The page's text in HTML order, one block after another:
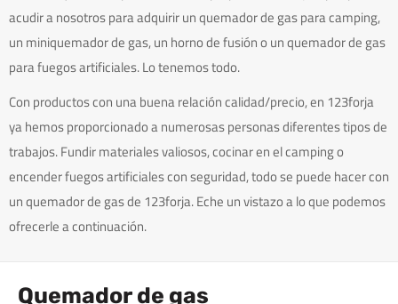
acudir a nosotros para adquirir un quemador de gas para camping,
un miniquemador de gas, un horno de fusión o un quemador de gas
para fuegos artificiales. Lo tenemos todo.
Con productos con una buena relación calidad/precio, en 123forja
ya hemos proporcionado a numerosas personas diferentes tipos de
trabajos. Fundir materiales valiosos, cocinar en el camping o
encender fuegos artificiales con seguridad, todo se puede hacer con
un quemador de gas de 123forja. Eche un vistazo a lo que podemos
ofrecerle a continuación.
Quemador de gas